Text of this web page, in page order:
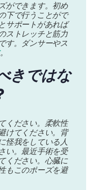
ができます。初め
下で行うことがで
サポートがあれば
ストレッチと筋力
す。ダンサーやス
。
きではな
ください。柔軟性
けてください。背
怪我をしている人
い。最近手術を受
ください。心臓に
もこのポーズを避